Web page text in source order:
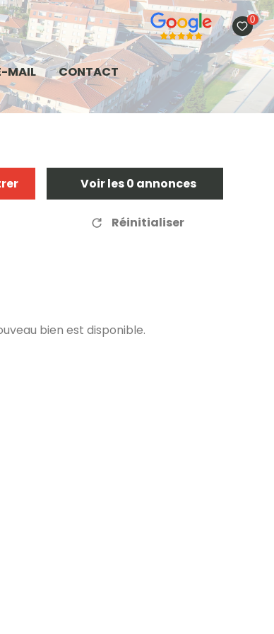
0
MAIL CONTACT
Voir les0 annonces
Réinitialiser
bien est disponible.